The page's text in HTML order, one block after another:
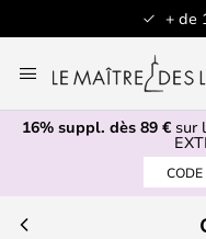
au
contenu
16% suppl. dès 89 € sur
CODE